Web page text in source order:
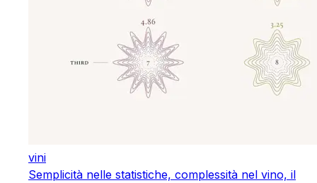
vini
Semplicità nelle statistiche, complessità nel vino, il